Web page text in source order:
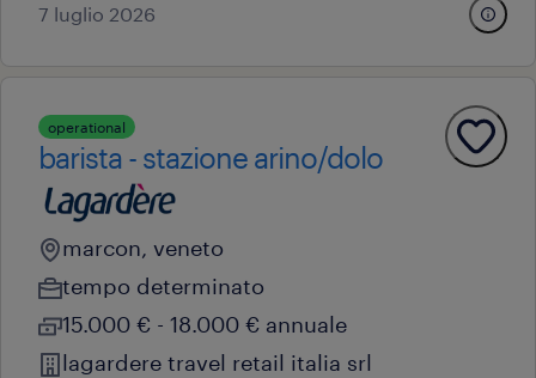
7 luglio 2026
operational
barista - stazione arino/dolo
marcon, veneto
tempo determinato
15.000 € - 18.000 € annuale
lagardere travel retail italia srl